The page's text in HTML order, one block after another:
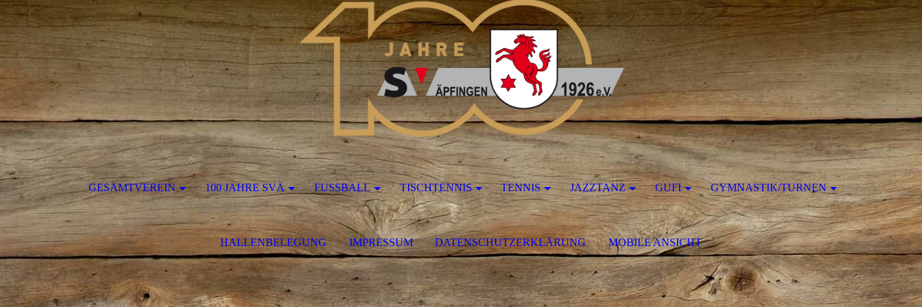
GESAMTVEREIN 100 JAHRE SVÄ FUSSBALL TISCHTENNIS TENNIS JAZZTANZ GUFI GYMNASTIK/TURNEN
HALLENBELEGUNG IMPRESSUM DATENSCHUTZERKLÄRUNG MOBILE ANSICHT